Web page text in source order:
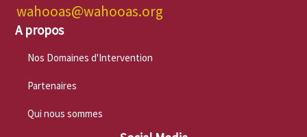
wahooas@wahooas.org
A propos
Nos Domaines d'Intervention
Partenaires
Qui nous sommes